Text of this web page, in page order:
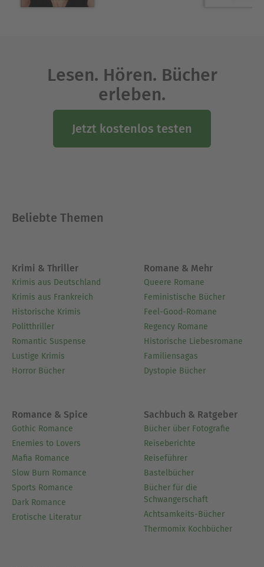
Lesen. Hören. Bücher
erleben.
Jetzt kostenlos testen
Beliebte Themen
Krimi & Thriller
Krimis aus Deutschland
Krimis aus Frankreich
Historische Krimis
Politthriller
Romantic Suspense
Lustige Krimis
Horror Bücher
Romane & Mehr
Queere Romane
Feministische Bücher
Feel-Good-Romane
Regency Romane
Historische Liebesromane
Familiensagas
Dystopie Bücher
Romance & Spice
Gothic Romance
Enemies to Lovers
Mafia Romance
Slow Burn Romance
Sports Romance
Dark Romance
Erotische Literatur
Sachbuch & Ratgeber
Bücher über Fotografie
Reiseberichte
Reiseführer
Bastelbücher
Bücher für die
Schwangerschaft
Achtsamkeits-Bücher
Thermomix Kochbücher